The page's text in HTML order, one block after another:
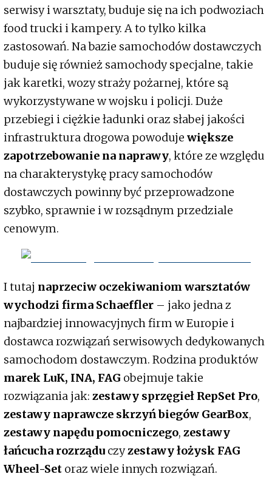
serwisy i warsztaty, buduje się na ich podwoziach
food trucki i kampery. A to tylko kilka
zastosowań. Na bazie samochodów dostawczych
buduje się również samochody specjalne, takie
jak karetki, wozy straży pożarnej, które są
wykorzystywane w wojsku i policji. Duże
przebiegi i ciężkie ładunki oraz słabej jakości
infrastruktura drogowa powoduje większe
zapotrzebowanie na naprawy, które ze względu
na charakterystykę pracy samochodów
dostawczych powinny być przeprowadzone
szybko, sprawnie i w rozsądnym przedziale
cenowym.
I tutaj naprzeciw oczekiwaniom warsztatów
wychodzi firma Schaeffler – jako jedna z
najbardziej innowacyjnych firm w Europie i
dostawca rozwiązań serwisowych dedykowanych
samochodom dostawczym. Rodzina produktów
marek LuK, INA, FAG obejmuje takie
rozwiązania jak: zestawy sprzęgieł RepSet Pro,
zestawy naprawcze skrzyń biegów GearBox,
zestawy napędu pomocniczego, zestawy
łańcucha rozrządu czyzestawy łożysk FAG
Wheel-Set oraz wiele innych rozwiązań.